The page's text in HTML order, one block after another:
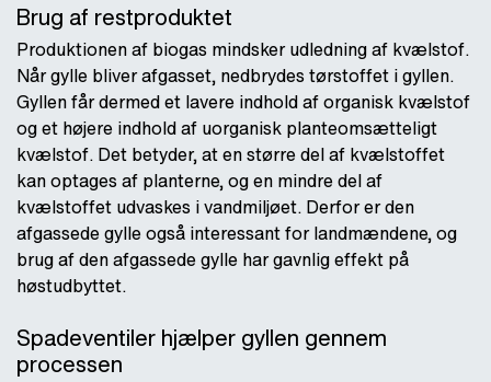
Brug af restproduktet
Produktionen af biogas mindsker udledning af kvælstof.
Når gylle bliver afgasset, nedbrydes tørstoffet i gyllen.
Gyllen får dermed et lavere indhold af organisk kvælstof
og et højere indhold af uorganisk planteomsætteligt
kvælstof. Det betyder, at en større del af kvælstoffet
kan optages af planterne, og en mindre del af
kvælstoffet udvaskes i vandmiljøet. Derfor er den
afgassede gylle også interessant for landmændene, og
brug af den afgassede gylle har gavnlig effekt på
høstudbyttet.
Spadeventiler hjælper gyllen gennem
processen